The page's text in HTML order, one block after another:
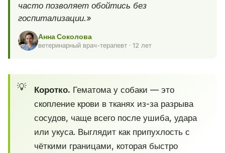
часто позволяет обойтись без
госпитализации.»
Анна Соколова
ветеринарный врач-терапевт · 12 лет
Коротко. Гематома у собаки — это
скопление крови в тканях из-за разрыва
сосудов, чаще всего после ушиба, удара
или укуса. Выглядит как припухлость с
чёткими границами, которая быстро